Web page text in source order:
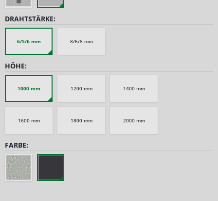
DRAHTSTÄRKE:
6/5/6 mm 8/6/8 mm
HÖHE:
1000 mm 1200 mm 1400 mm
1600 mm 1800 mm 2000 mm
FARBE: